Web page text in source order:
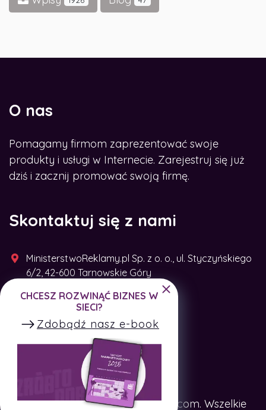
O nas
Pomagamy firmom zaprezentować swoje
produkty i usługi w Internecie. Zarejestruj się już
dziś i zacznij promować swoją firmę.
Skontaktuj się z nami
MinisterstwoReklamy.pl Sp. z o. o., ul. Styczyńskiego
6/2, 42-600 Tarnowskie Góry
+48 791 493 287
Copyright © SpotTheCompany.com. Wszelkie
CHCESZ ROZWINĄĆ BIZNES W
SIECI?
Zdobądź nasz e-book